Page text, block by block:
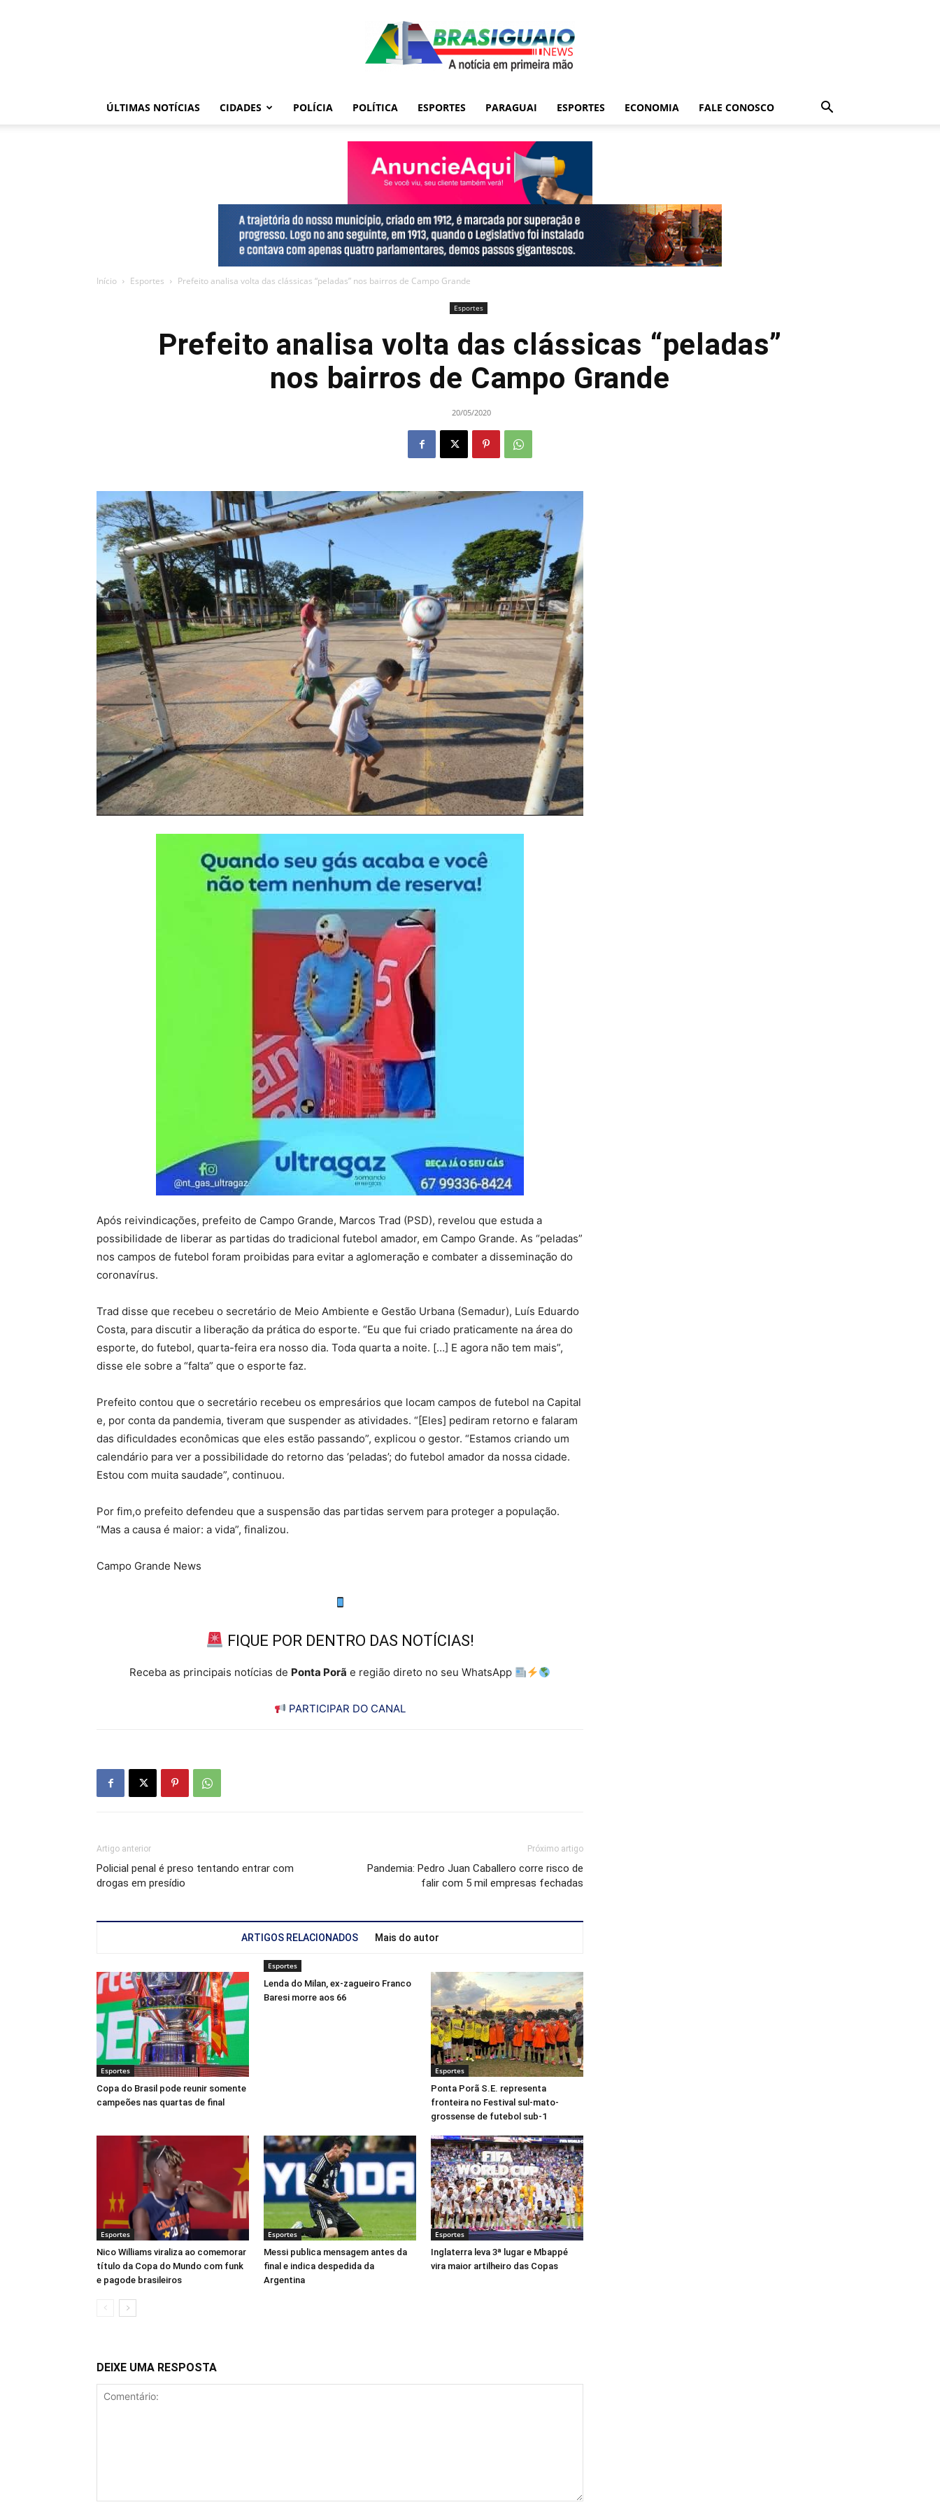
ÚLTIMAS NOTÍCIAS CIDADES POLÍCIA POLÍTICA ESPORTES PARAGUAI ESPORTES ECONOMIA FALE CONOSCO
Início Esportes Prefeito analisa volta das clássicas “peladas” nos bairros de Campo Grande
Esportes
Prefeito analisa volta das clássicas “peladas”
nos bairros de Campo Grande
20/05/2020
Após reivindicações, prefeito de Campo Grande, Marcos Trad (PSD), revelou que estuda a
possibilidade de liberar as partidas do tradicional futebol amador, em Campo Grande. As “peladas”
nos campos de futebol foram proibidas para evitar a aglomeração e combater a disseminação do
coronavírus.
Trad disse que recebeu o secretário de Meio Ambiente e Gestão Urbana (Semadur), Luís Eduardo
Costa, para discutir a liberação da prática do esporte. “Eu que fui criado praticamente na área do
esporte, do futebol, quarta-feira era nosso dia. Toda quarta a noite. […] E agora não tem mais”,
disse ele sobre a “falta” que o esporte faz.
Prefeito contou que o secretário recebeu os empresários que locam campos de futebol na Capital
e, por conta da pandemia, tiveram que suspender as atividades. “[Eles] pediram retorno e falaram
das dificuldades econômicas que eles estão passando”, explicou o gestor. “Estamos criando um
calendário para ver a possibilidade do retorno das ‘peladas’; do futebol amador da nossa cidade.
Estou com muita saudade”, continuou.
Por fim,o prefeito defendeu que a suspensão das partidas servem para proteger a população.
“Mas a causa é maior: a vida”, finalizou.
Campo Grande News
FIQUE POR DENTRO DAS NOTÍCIAS!
Receba as principais notícias de Ponta Porã e região direto no seu WhatsApp
PARTICIPAR DO CANAL
Artigo anterior
Policial penal é preso tentando entrar com
drogas em presídio
Próximo artigo
Pandemia: Pedro Juan Caballero corre risco de
falir com 5 mil empresas fechadas
ARTIGOS RELACIONADOS Mais do autor
Esportes
Copa do Brasil pode reunir somente
campeões nas quartas de final
Esportes
Lenda do Milan, ex-zagueiro Franco
Baresi morre aos 66
Esportes
Ponta Porã S.E. representa
fronteira no Festival sul-mato-
grossense de futebol sub-1
Esportes
Nico Williams viraliza ao comemorar
título da Copa do Mundo com funk
e pagode brasileiros
Esportes
Messi publica mensagem antes da
final e indica despedida da
Argentina
Esportes
Inglaterra leva 3ª lugar e Mbappé
vira maior artilheiro das Copas
DEIXE UMA RESPOSTA